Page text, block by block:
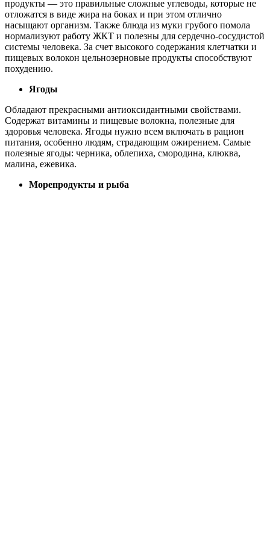
продукты — это правильные сложные углеводы, которые не
отложатся в виде жира на боках и при этом отлично
насыщают организм. Также блюда из муки грубого помола
нормализуют работу ЖКТ и полезны для сердечно-сосудистой
системы человека. За счет высокого содержания клетчатки и
пищевых волокон цельнозерновые продукты способствуют
похудению.
Ягоды
Обладают прекрасными антиоксидантными свойствами.
Содержат витамины и пищевые волокна, полезные для
здоровья человека. Ягоды нужно всем включать в рацион
питания, особенно людям, страдающим ожирением. Самые
полезные ягоды: черника, облепиха, смородина, клюква,
малина, ежевика.
Морепродукты и рыба